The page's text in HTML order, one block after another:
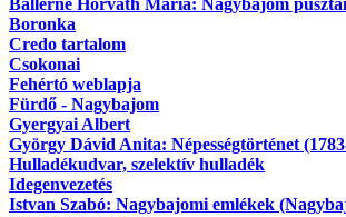
Ballérné Horváth Mária: Nagybajom
Boronka
Credo tartalom
Csokonai
Fehértó weblapja
Fürdő - Nagybajom
Gyergyai Albert
György Dávid Anita: Népességtörténet
Hulladékudvar, szelektív hulladék
Idegenvezetés
Istvan Szabó: Nagybajomi emlékek